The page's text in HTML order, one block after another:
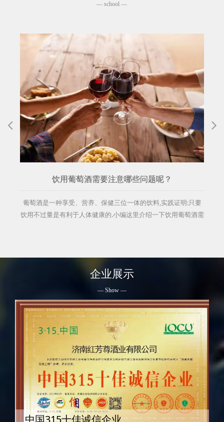
— school —
饮用葡萄酒需要注意哪些问题呢？
葡萄酒是一种享受、营养、保健三位一体的饮料,实践证明:只要
饮用不过量是有利于人体健康的.小编这里介绍一下饮用葡萄酒需
企业展示
— Show —
中国315十佳诚信企业